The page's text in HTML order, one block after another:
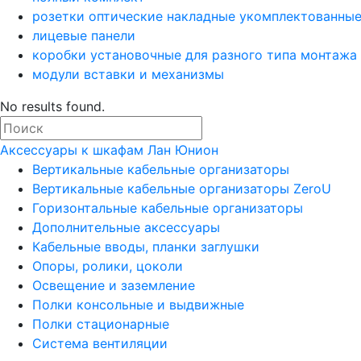
розетки оптические накладные укомплектованные
лицевые панели
коробки установочные для разного типа монтажа
модули вставки и механизмы
No results found.
Аксессуары к шкафам Лан Юнион
Вертикальные кабельные организаторы
Вертикальные кабельные организаторы ZeroU
Горизонтальные кабельные организаторы
Дополнительные аксессуары
Кабельные вводы, планки заглушки
Опоры, ролики, цоколи
Освещение и заземление
Полки консольные и выдвижные
Полки стационарные
Система вентиляции